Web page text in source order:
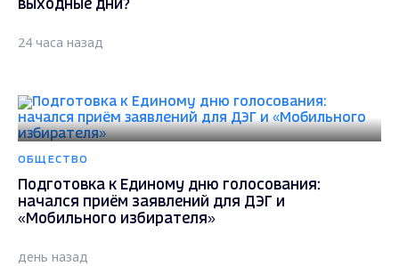
выходные дни?
24 часа назад
ОБЩЕСТВО
Подготовка к Единому дню голосования:
начался приём заявлений для ДЭГ и
«Мобильного избирателя»
день назад